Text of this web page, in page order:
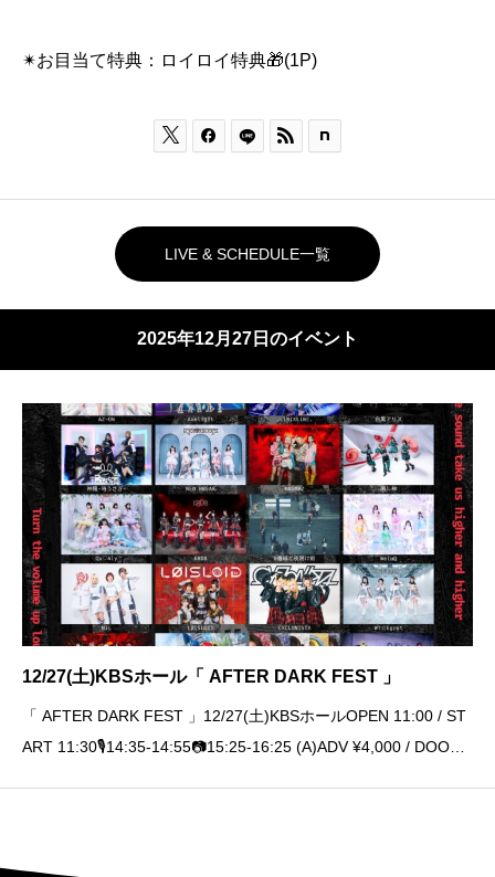
✴︎お目当て特典：ロイロイ特典🎁(1P)
  
LIVE & SCHEDULE一覧
2025年12月27日のイベント
12/27(土)KBSホール「 AFTER DARK FEST 」
「 AFTER DARK FEST 」12/27(土)KBSホールOPEN 11:00 / ST
ART 11:30🎙️14:35-14:55📷15:25-16:25 (A)ADV ¥4,000 / DOOR